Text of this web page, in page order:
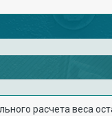
расчета веса